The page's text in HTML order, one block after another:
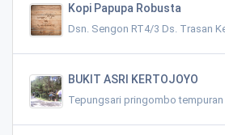
Kopi Papupa Robusta
Dsn. Sengon RT4/3 Ds. Trasan
BUKIT ASRI KERTOJOYO
Tepungsari pringombo tempuran